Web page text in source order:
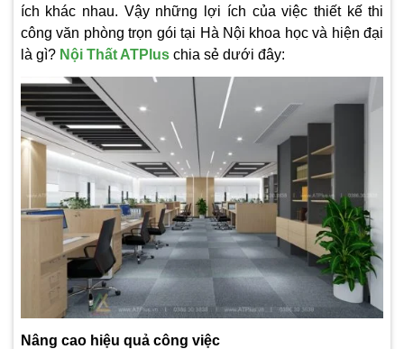
ích khác nhau. Vậy những lợi ích của việc thiết kế thi
công văn phòng trọn gói tại Hà Nội khoa học và hiện đại
là gì? Nội Thất ATPlus chia sẻ dưới đây:
Nâng cao hiệu quả công việc